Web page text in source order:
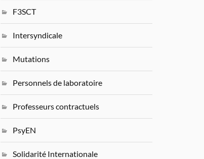
F3SCT
Intersyndicale
Mutations
Personnels de laboratoire
Professeurs contractuels
PsyEN
Solidarité Internationale